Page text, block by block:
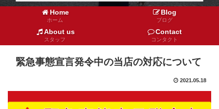
Home
ホーム
Blog
ブログ
About us
スタッフ
Contact
コンタクト
緊急事態宣言発令中の当店の対応について
2021.05.18